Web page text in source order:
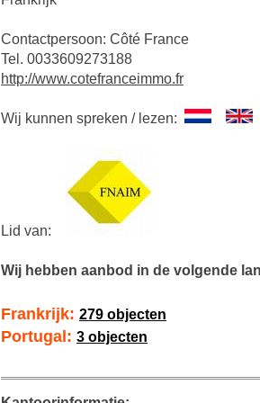
Contactpersoon: Côté France
Tel. 0033609273188
http://www.cotefranceimmo.fr
Wij kunnen spreken / lezen:
Lid van:
Wij hebben aanbod in de volgende
Frankrijk: 279 objecten
Portugal: 3 objecten